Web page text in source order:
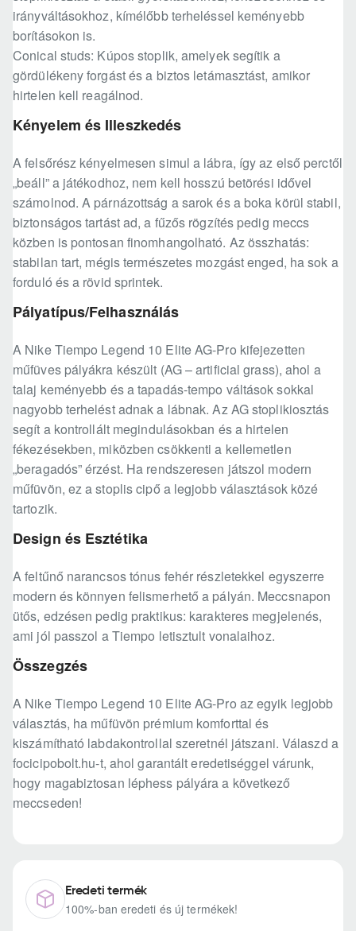
irányváltásokhoz, kímélőbb terheléssel keményebb
borításokon is.
Conical studs: Kúpos stoplik, amelyek segítik a
gördülékeny forgást és a biztos letámasztást, amikor
hirtelen kell reagálnod.
Kényelem és Illeszkedés
A felsőrész kényelmesen simul a lábra, így az első perctől
„beáll” a játékodhoz, nem kell hosszú betörési idővel
számolnod. A párnázottság a sarok és a boka körül stabil,
biztonságos tartást ad, a fűzős rögzítés pedig meccs
közben is pontosan finomhangolható. Az összhatás:
stabilan tart, mégis természetes mozgást enged, ha sok a
forduló és a rövid sprintek.
Pályatípus/Felhasználás
A Nike Tiempo Legend 10 Elite AG-Pro kifejezetten
műfüves pályákra készült (AG – artificial grass), ahol a
talaj keményebb és a tapadás-tempo váltások sokkal
nagyobb terhelést adnak a lábnak. Az AG stoplikiosztás
segít a kontrollált megindulásokban és a hirtelen
fékezésekben, miközben csökkenti a kellemetlen
„beragadós” érzést. Ha rendszeresen játszol modern
műfüvön, ez a stoplis cipő a legjobb választások közé
tartozik.
Design és Esztétika
A feltűnő narancsos tónus fehér részletekkel egyszerre
modern és könnyen felismerhető a pályán. Meccsnapon
ütős, edzésen pedig praktikus: karakteres megjelenés,
ami jól passzol a Tiempo letisztult vonalaihoz.
Összegzés
A Nike Tiempo Legend 10 Elite AG-Pro az egyik legjobb
választás, ha műfüvön prémium komforttal és
kiszámítható labdakontrollal szeretnél játszani. Válaszd a
focicipobolt.hu-t, ahol garantált eredetiséggel várunk,
hogy magabiztosan léphess pályára a következő
meccseden!
Eredeti termék
100%-ban eredeti és új termékek!